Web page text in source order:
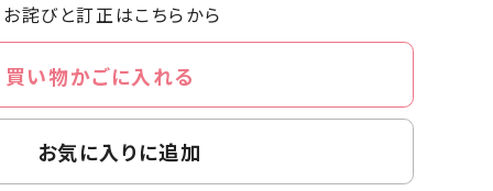
お詫びと訂正はこちらから
買い物かごに入れる
お気に入りに追加